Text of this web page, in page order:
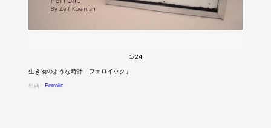
1/24
生き物のような時計「フェロイック」
出典： Ferrolic